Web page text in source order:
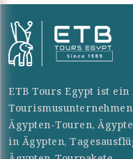
ETB Tours Egypt ist
Ägypten-Touren,
in Ägypten,